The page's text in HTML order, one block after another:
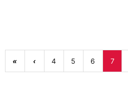
« ‹ 4 5 6 7